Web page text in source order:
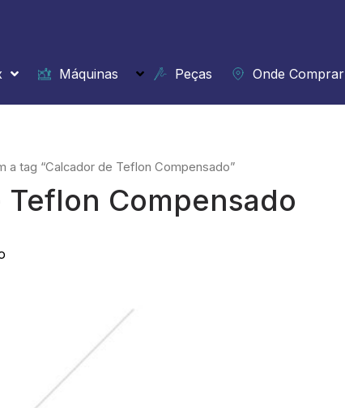
Máquinas Peças Onde Comprar
a tag “Calcador de Teflon Compensado”
Teflon Compensado